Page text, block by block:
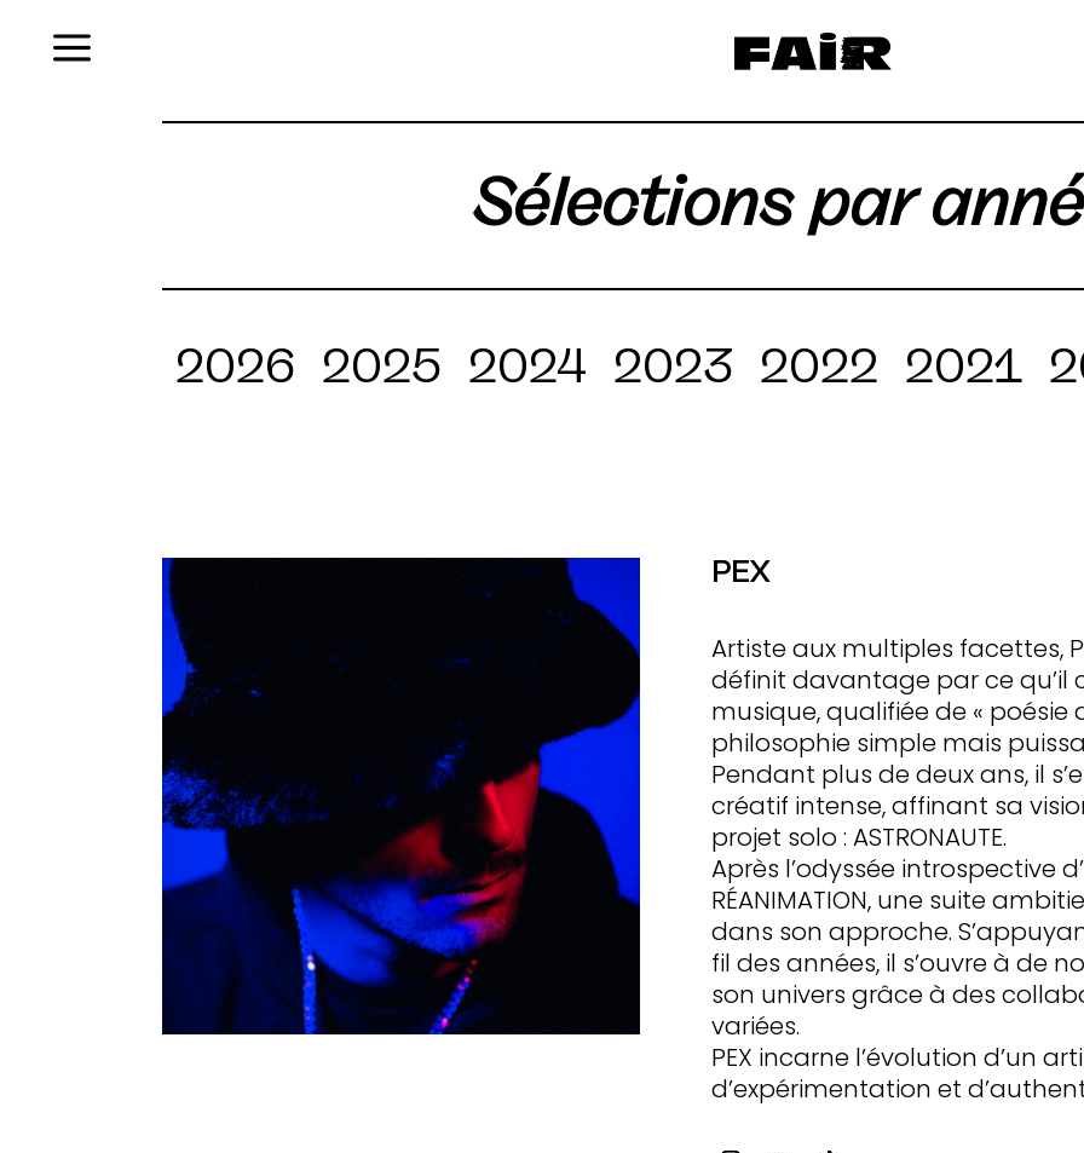
Sélections par
2026 2025 2024 2023 2022 2021
PEX
Artiste aux multiples facettes,
définit davantage par ce qu’il
musique, qualifiée de « poésie
philosophie simple mais
Pendant plus de deux ans, il
créatif intense, affinant sa
projet solo : ASTRONAUTE.
Après l’odyssée introspective
RÉANIMATION, une suite
dans son approche.
fil des années, il s’ouvre à de
son univers grâce à des
variées.
PEX incarne l’évolution d’un
d’expérimentation et